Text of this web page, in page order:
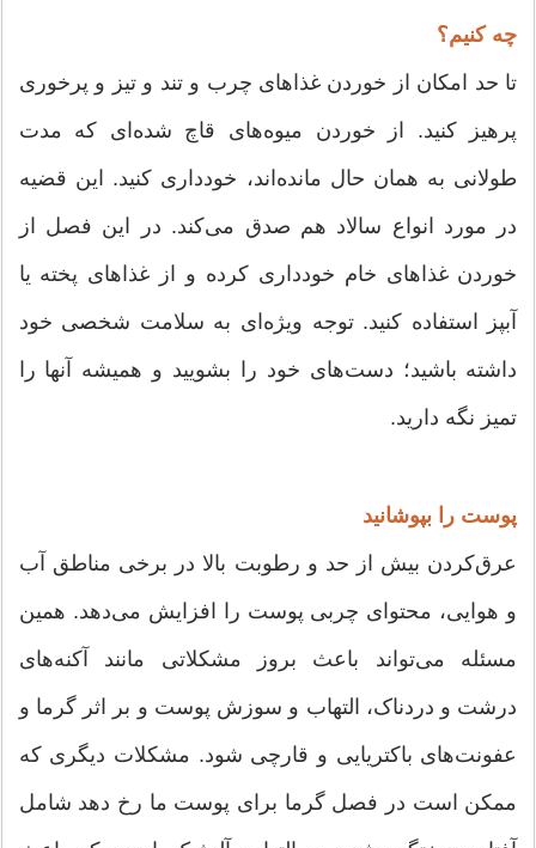
چه کنیم؟
تا حد امکان از خوردن غذاهای چرب و تند و تیز و پرخوری
پرهیز کنید. از خوردن میوه‌های قاچ شده‌ای که مدت
طولانی به همان حال مانده‌اند، خودداری کنید. این قضیه
در مورد انواع سالاد هم صدق می‌کند. در این فصل از
خوردن غذاهای خام خودداری کرده و از غذاهای پخته یا
آبپز استفاده کنید. توجه ویژه‌ای به سلامت شخصی خود
داشته باشید؛ دست‌های خود را بشویید و همیشه آنها را
تمیز نگه دارید.
پوست را بپوشانید
عرق‌کردن بیش از حد و رطوبت بالا در برخی مناطق آب
و هوایی، محتوای چربی پوست را افزایش می‌دهد. همین
مسئله می‌تواند باعث بروز مشکلاتی مانند آکنه‌های
درشت و دردناک، التهاب و سوزش پوست و بر اثر گرما و
عفونت‌های باکتریایی و قارچی شود. مشکلات دیگری که
ممکن است در فصل گرما برای پوست ما رخ دهد شامل